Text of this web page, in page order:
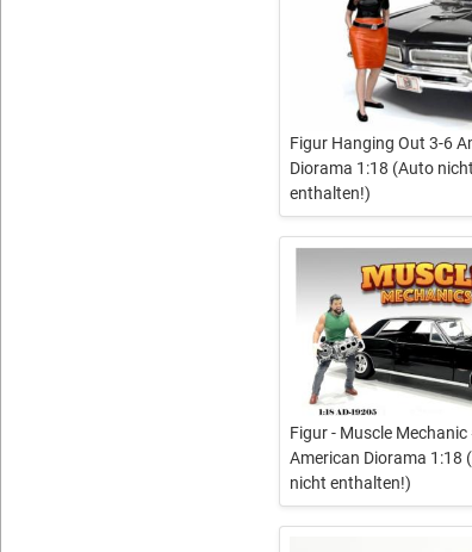
Figur Hanging Out 3-6
Diorama 1:18 (Auto nicht
enthalten!)
Figur - Muscle Mechanic
American Diorama 1:18
nicht enthalten!)